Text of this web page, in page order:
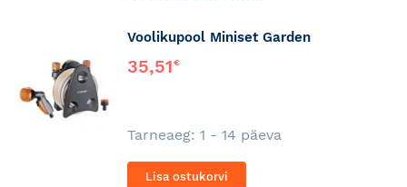
Voolikupool Miniset Garden
35,51€
Tarneaeg: 1 - 14 päeva
Lisa ostukorvi